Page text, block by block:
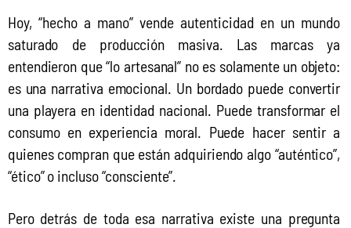
Hoy, “hecho a mano” vende autenticidad en un mundo
saturado de producción masiva. Las marcas ya
entendieron que “lo artesanal” no es solamente un objeto:
es una narrativa emocional. Un bordado puede convertir
una playera en identidad nacional. Puede transformar el
consumo en experiencia moral. Puede hacer sentir a
quienes compran que están adquiriendo algo “auténtico”,
“ético” o incluso “consciente”.
Pero detrás de toda esa narrativa existe una pregunta